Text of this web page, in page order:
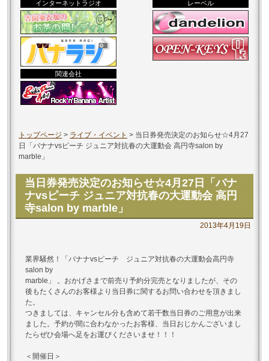
トップページ>ライブ・イベント>当日券発売決定のお知らせ☆4月27
日「バナナvsピーチ ジュニア対抗春の大運動会 高円寺salon by
marble」
当日券発売決定のお知らせ☆4月27日「バナ
ナvsピーチ ジュニア対抗春の大運動会 高円
寺salon by marble」
2013年4月19日
業界騒然！「バナナvsピーチ ジュニア対抗春の大運動会高円寺
salon by
marble」 。おかげさまで前売り予約分完売となりましたが、その
後もたくさんのお客様より当日券に関するお問い合わせを頂きまし
た。
つきましては、キャンセル分も含めて若干数当日券のご用意が出来
ました。予約が間に合わなかったお客様、当日おじかんございまし
たらぜひ会場へ足をお運びくださいませ！！！
＜開催日＞
インターネットラジオ レーベル
関連会社